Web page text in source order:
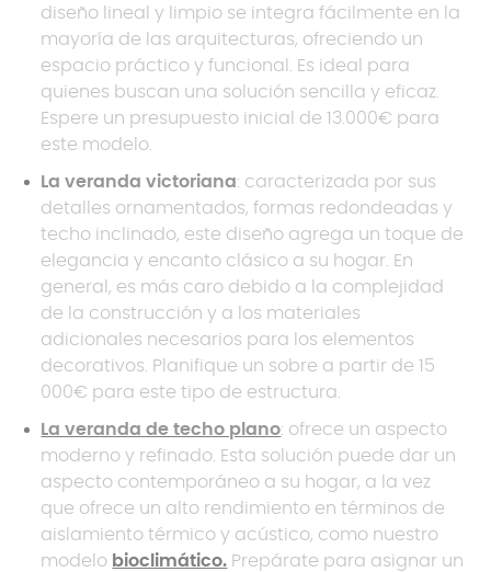
diseño lineal y limpio se integra fácilmente en la
mayoría de las arquitecturas, ofreciendo un
espacio práctico y funcional. Es ideal para
quienes buscan una solución sencilla y eficaz.
Espere un presupuesto inicial de 13.000€ para
este modelo.
La veranda victoriana: caracterizada por sus
detalles ornamentados, formas redondeadas y
techo inclinado, este diseño agrega un toque de
elegancia y encanto clásico a su hogar. En
general, es más caro debido a la complejidad
de la construcción y a los materiales
adicionales necesarios para los elementos
decorativos. Planifique un sobre a partir de 15
000€ para este tipo de estructura.
La veranda de techo plano: ofrece un aspecto
moderno y refinado. Esta solución puede dar un
aspecto contemporáneo a su hogar, a la vez
que ofrece un alto rendimiento en términos de
aislamiento térmico y acústico, como nuestro
modelo bioclimático. Prepárate para asignar un